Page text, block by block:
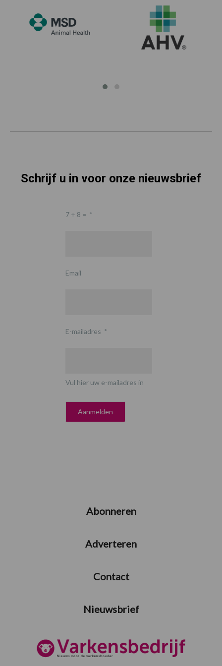
Schrijf u in voor onze nieuwsbrief
7 + 8 = *
Email
E-mailadres *
Vul hier uw e-mailadres in
Abonneren
Adverteren
Contact
Nieuwsbrief